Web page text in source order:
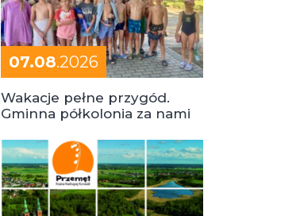
07.08.2026
Wakacje pełne przygód.
Gminna półkolonia za nami